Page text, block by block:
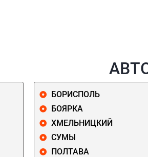
БОРИСПОЛЬ
БОЯРКА
ХМЕЛЬНИЦКИЙ
СУМЫ
ПОЛТАВА